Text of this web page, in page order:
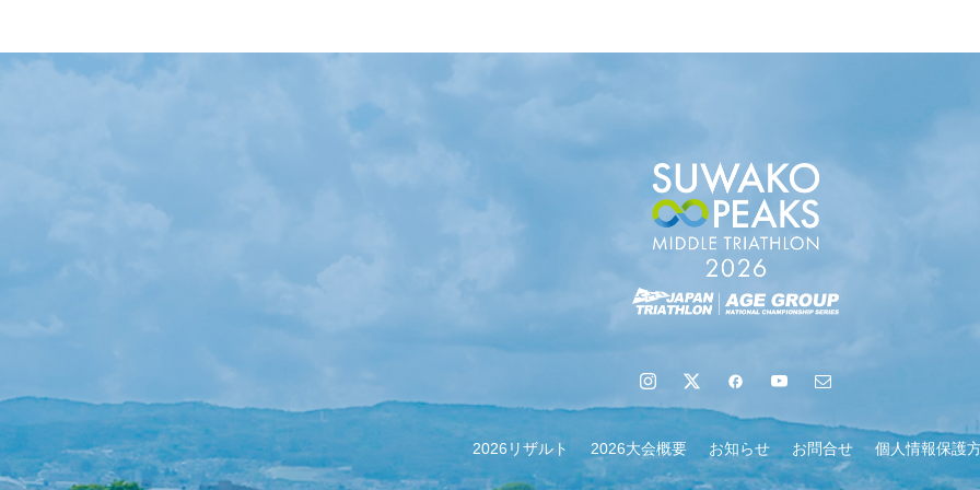
【会議報告】諏訪地域６市町村連絡会議を開催しました
2026リザルト 2026大会概要 お知らせ お問合せ 個人情報保護